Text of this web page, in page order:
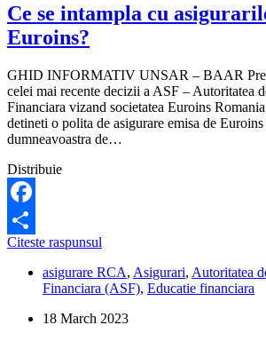
Ce se intampla cu
Euroins?
GHID INFORMATIV UNSAR – BAAR
celei mai recente decizii a ASF – Autoritatea
Financiara vizand societatea Euroins
detineti o polita de asigurare emisa de
dumneavoastra de…
Distribuie
Facebook
Share
Citeste raspunsul
intampla
cu
RCA
asigurare RCA, Asigurari, Autoritatea
Financiara (ASF), Educatie financiara
18 March 2023